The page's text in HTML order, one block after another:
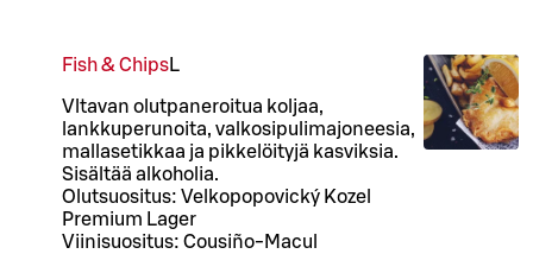
Fish & ChipsL
Vltavan olutpaneroitua koljaa,
lankkuperunoita, valkosipulimajoneesia,
mallasetikkaa ja pikkelöityjä kasviksia.
Sisältää alkoholia.
Olutsuositus: Velkopopovický Kozel
Premium Lager
Viinisuositus: Cousiño-Macul